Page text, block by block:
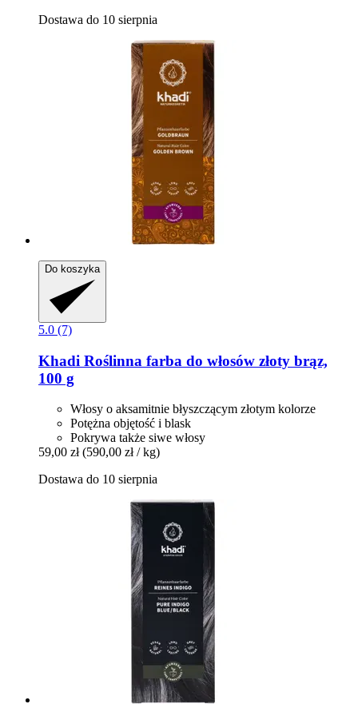
Dostawa do 10 sierpnia
Do koszyka
5.0 (7)
Khadi Roślinna farba do włosów złoty brąz,
100 g
Włosy o aksamitnie błyszczącym złotym kolorze
Potężna objętość i blask
Pokrywa także siwe włosy
59,00 zł (590,00 zł / kg)
Dostawa do 10 sierpnia